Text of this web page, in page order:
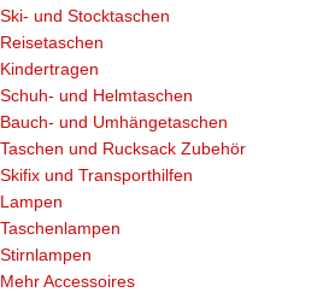
Ski- und Stocktaschen
Reisetaschen
Kindertragen
Schuh- und Helmtaschen
Bauch- und Umhängetaschen
Taschen und Rucksack Zubehör
Skifix und Transporthilfen
Lampen
Taschenlampen
Stirnlampen
Mehr Accessoires